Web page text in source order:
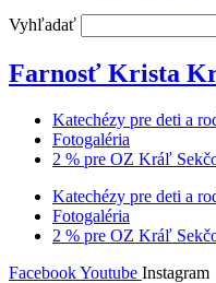
Vyhľadať
Farnosť Krista
Katechézy pre deti a
Fotogaléria
2 % pre OZ Kráľ
Katechézy pre deti a
Fotogaléria
2 % pre OZ Kráľ
FacebookYoutube Instagram